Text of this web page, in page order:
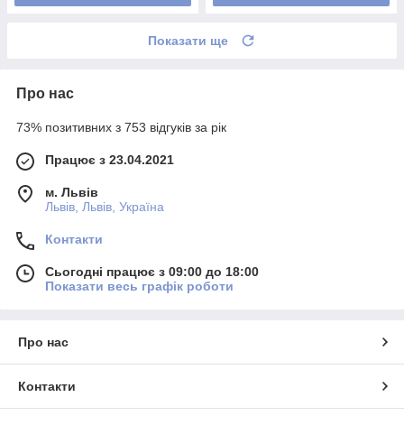
Показати ще
Про нас
73% позитивних з 753 відгуків за рік
Працює з 23.04.2021
м. Львів
Львів, Львів, Україна
Контакти
Сьогодні працює з 09:00 до 18:00
Показати весь графік роботи
Про нас
Контакти